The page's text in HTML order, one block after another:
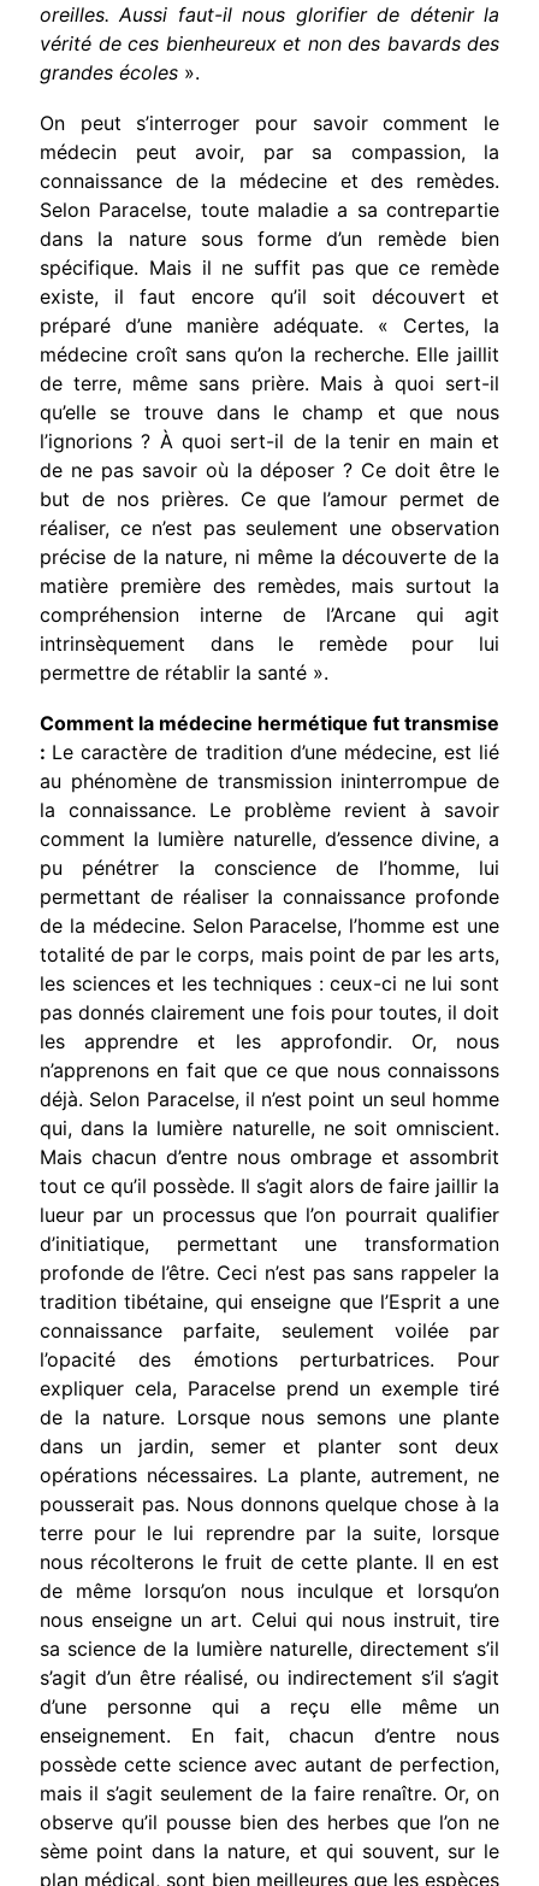
oreilles. Aussi faut-il nous glorifier de détenir la
vérité de ces bienheureux et non des bavards des
grandes écoles ».
On peut s’interroger pour savoir comment le
médecin peut avoir, par sa compassion, la
connaissance de la médecine et des remèdes.
Selon Paracelse, toute maladie a sa contrepartie
dans la nature sous forme d’un remède bien
spécifique. Mais il ne suffit pas que ce remède
existe, il faut encore qu’il soit découvert et
préparé d’une manière adéquate. « Certes, la
médecine croît sans qu’on la recherche. Elle jaillit
de terre, même sans prière. Mais à quoi sert-il
qu’elle se trouve dans le champ et que nous
l’ignorions ? À quoi sert-il de la tenir en main et
de ne pas savoir où la déposer ? Ce doit être le
but de nos prières. Ce que l’amour permet de
réaliser, ce n’est pas seulement une observation
précise de la nature, ni même la découverte de la
matière première des remèdes, mais surtout la
compréhension interne de l’Arcane qui agit
intrinsèquement dans le remède pour lui
permettre de rétablir la santé ».
Comment la médecine hermétique fut transmise
: Le caractère de tradition d’une médecine, est lié
au phénomène de transmission ininterrompue de
la connaissance. Le problème revient à savoir
comment la lumière naturelle, d’essence divine, a
pu pénétrer la conscience de l’homme, lui
permettant de réaliser la connaissance profonde
de la médecine. Selon Paracelse, l’homme est une
totalité de par le corps, mais point de par les arts,
les sciences et les techniques : ceux-ci ne lui sont
pas donnés clairement une fois pour toutes, il doit
les apprendre et les approfondir. Or, nous
n’apprenons en fait que ce que nous connaissons
déjà. Selon Paracelse, il n’est point un seul homme
qui, dans la lumière naturelle, ne soit omniscient.
Mais chacun d’entre nous ombrage et assombrit
tout ce qu’il possède. Il s’agit alors de faire jaillir la
lueur par un processus que l’on pourrait qualifier
d’initiatique, permettant une transformation
profonde de l’être. Ceci n’est pas sans rappeler la
tradition tibétaine, qui enseigne que l’Esprit a une
connaissance parfaite, seulement voilée par
l’opacité des émotions perturbatrices. Pour
expliquer cela, Paracelse prend un exemple tiré
de la nature. Lorsque nous semons une plante
dans un jardin, semer et planter sont deux
opérations nécessaires. La plante, autrement, ne
pousserait pas. Nous donnons quelque chose à la
terre pour le lui reprendre par la suite, lorsque
nous récolterons le fruit de cette plante. Il en est
de même lorsqu’on nous inculque et lorsqu’on
nous enseigne un art. Celui qui nous instruit, tire
sa science de la lumière naturelle, directement s’il
s’agit d’un être réalisé, ou indirectement s’il s’agit
d’une personne qui a reçu elle même un
enseignement. En fait, chacun d’entre nous
possède cette science avec autant de perfection,
mais il s’agit seulement de la faire renaître. Or, on
observe qu’il pousse bien des herbes que l’on ne
sème point dans la nature, et qui souvent, sur le
plan médical, sont bien meilleures que les espèces